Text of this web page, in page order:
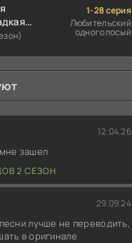
1
1-28 серия
Любительский
одноголосый
12.04.26
зашел
2 СЕЗОН
29.09.24
лучше не переводить,
в оригинале